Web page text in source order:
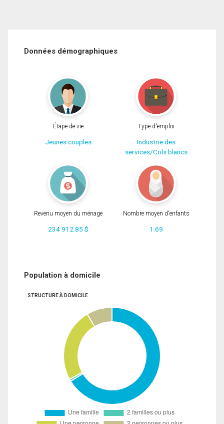
Données démographiques
Étape de vie
Jeunes couples
Type d'emploi
Industrie des
services/Cols blancs
Revenu moyen du ménage
234 912.85 $
Nombre moyen d'enfants
1.69
Population à domicile
STRUCTURE À DOMICILE